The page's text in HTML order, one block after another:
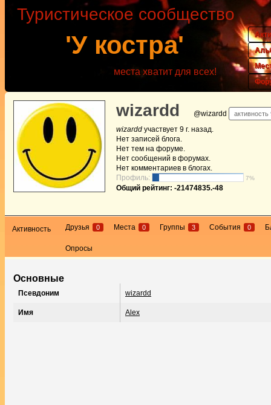
'У костра'
Туристическое сообщество
места хватит для всех!
wizardd @wizardd активность
wizardd участвует 9 г. назад.
Нет записей блога.
Нет тем на форуме.
Нет сообщений в форумах.
Нет комментариев в блогах.
Профиль:
7%
Общий рейтинг: -21474835.-48
Активность Друзья 0 Места 0 Группы 3 События 0
Опросы
Основные
Псевдоним wizardd
Имя Alex